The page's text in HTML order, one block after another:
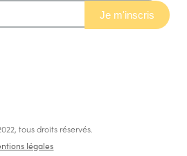
tous droits réservés.
légales